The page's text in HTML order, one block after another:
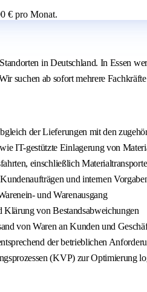
€ pro Monat.
in Deutschland. In Essen
suchen ab sofort mehrere
der Lieferungen mit den
IT-gestützte Einlagerung von
einschließlich
und internen
und Warenausgang
Klärung von Bestandsabweichungen
von Waren an Kunden und
der betrieblichen
(KVP) zur Optimierung